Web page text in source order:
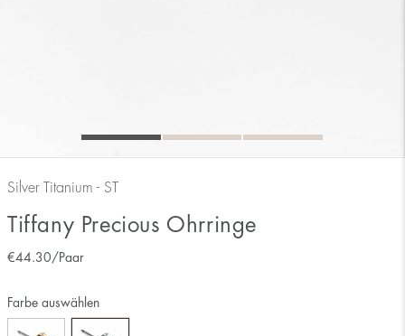
Silver Titanium - ST
Tiffany Precious Ohrringe
€44.30 /Paar
Farbe auswählen